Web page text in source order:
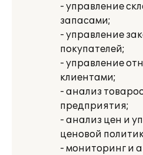
- управление
запасами;
- управление
покупателей;
- управление
клиентами;
- анализ
предприятия;
- анализ цен и
ценовой
- мониторинг и